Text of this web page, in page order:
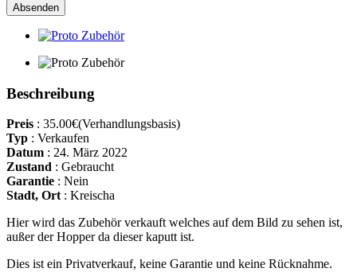
Absenden
Beschreibung
Preis : 35.00€(Verhandlungsbasis)
Typ : Verkaufen
Datum : 24. März 2022
Zustand : Gebraucht
Garantie : Nein
Stadt, Ort : Kreischa
Hier wird das Zubehör verkauft welches auf dem Bild zu sehen ist,
außer der Hopper da dieser kaputt ist.
Dies ist ein Privatverkauf, keine Garantie und keine Rücknahme.